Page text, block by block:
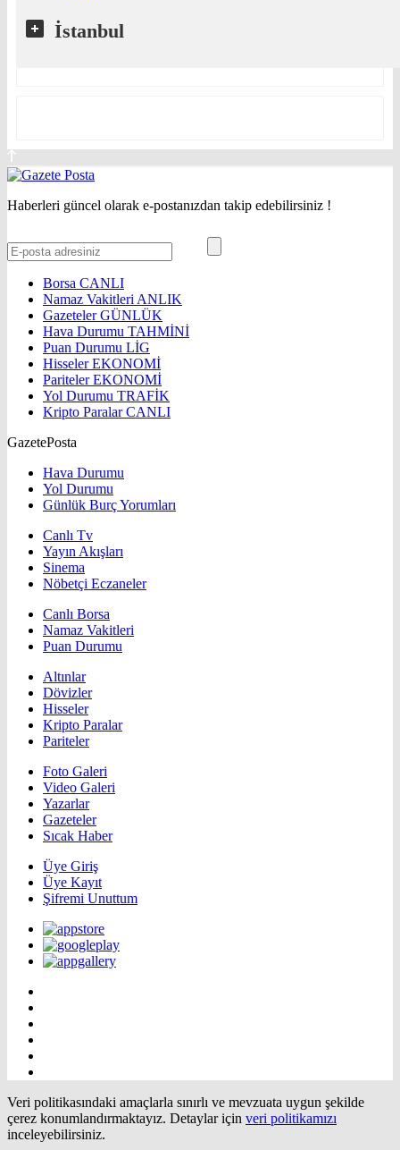
İstanbul
Haberleri güncel olarak e-postanızdan takip edebilirsiniz !
Borsa CANLI
Namaz Vakitleri ANLIK
GazetelerGÜNLÜK
Hava Durumu TAHMİNİ
Puan Durumu LİG
HisselerEKONOMİ
ParitelerEKONOMİ
Yol Durumu TRAFİK
Kripto ParalarCANLI
GazetePosta
Hava Durumu
Yol Durumu
Günlük Burç Yorumları
Canlı Tv
Yayın Akışları
Sinema
Nöbetçi Eczaneler
Canlı Borsa
Namaz Vakitleri
Puan Durumu
Altınlar
Dövizler
Hisseler
Kripto Paralar
Pariteler
Foto Galeri
Video Galeri
Yazarlar
Gazeteler
Sıcak Haber
Üye Giriş
Üye Kayıt
Şifremi Unuttum
Veri politikasındaki amaçlarla sınırlı ve mevzuata uygun şekilde
çerez konumlandırmaktayız. Detaylar için veri politikamızı
inceleyebilirsiniz.